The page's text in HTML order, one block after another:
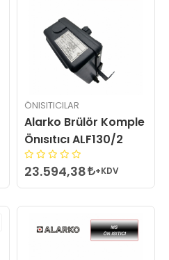
ÖNISITICILAR
Alarko Brülör Komple
Önısıtıcı ALF130/2
23.594,38 +KDV